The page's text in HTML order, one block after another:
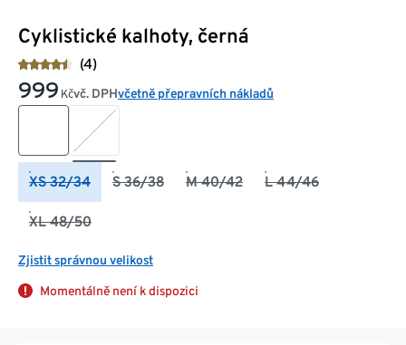
Cyklistické kalhoty, černá
(4)
999 Kčvč. DPHvčetně přepravních nákladů
XS 32/34 S 36/38 M 40/42 L 44/46
XL 48/50
Zjistit správnou velikost
Momentálně není k dispozici